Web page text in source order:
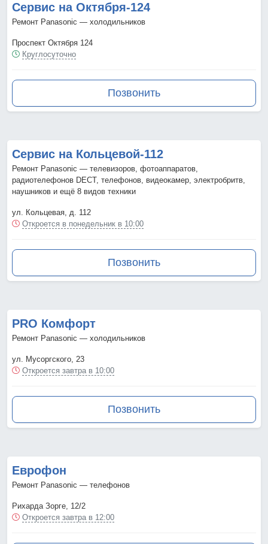
Сервис на Октября-124
Ремонт Panasonic — холодильников
Проспект Октября 124
Круглосуточно
Позвонить
Сервис на Кольцевой-112
Ремонт Panasonic — телевизоров, фотоаппаратов,
радиотелефонов DECT, телефонов, видеокамер, электробритв,
наушников и ещё 8 видов техники
ул. Кольцевая, д. 112
Откроется в понедельник в 10:00
Позвонить
PRO Комфорт
Ремонт Panasonic — холодильников
ул. Мусоргского, 23
Откроется завтра в 10:00
Позвонить
Еврофон
Ремонт Panasonic — телефонов
Рихарда Зорге, 12/2
Откроется завтра в 12:00